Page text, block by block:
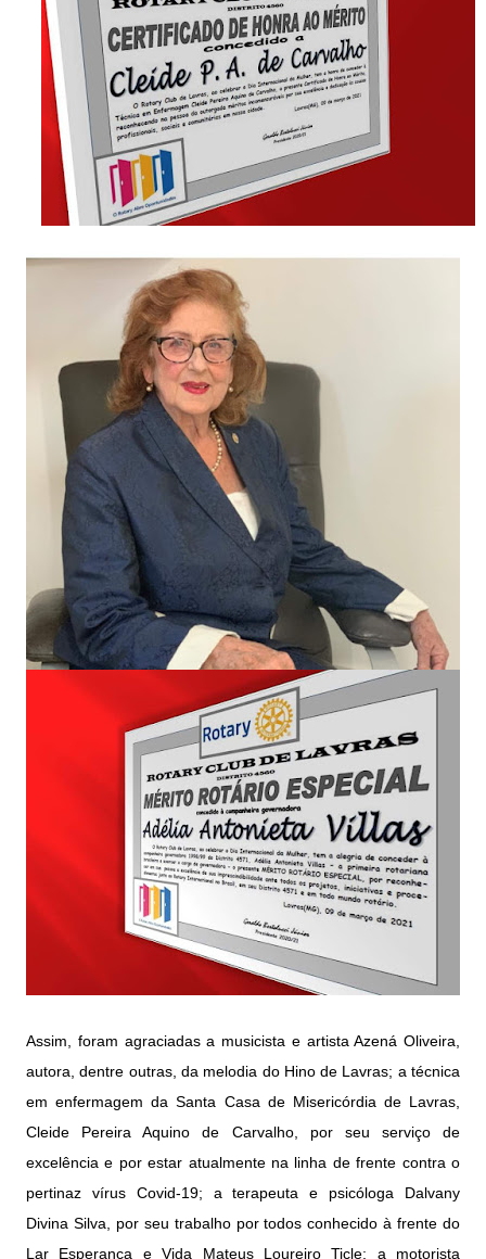
Assim, foram agraciadas a musicista e artista Azená Oliveira,
autora, dentre outras, da melodia do Hino de Lavras; a técnica
em enfermagem da Santa Casa de Misericórdia de Lavras,
Cleide Pereira Aquino de Carvalho, por seu serviço de
excelência e por estar atualmente na linha de frente contra o
pertinaz vírus Covid-19; a terapeuta e psicóloga Dalvany
Divina Silva, por seu trabalho por todos conhecido à frente do
Lar Esperança e Vida Mateus Loureiro Ticle; a motorista